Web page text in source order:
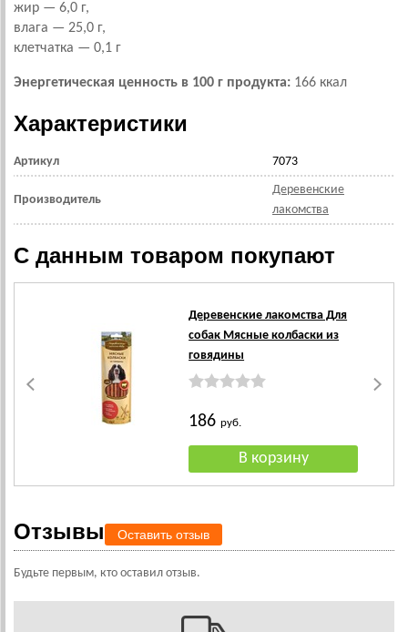
жир — 6,0 г,
влага — 25,0 г,
клетчатка — 0,1 г
Энергетическая ценность в 100 г продукта: 166 ккал
Характеристики
Артикул 7073
Производитель
Деревенские
лакомства
С данным товаром покупают
Деревенские лакомства Для
собак Мясные колбаски из
говядины
186руб.
Отзывы Оставить отзыв
Будьте первым, кто оставил отзыв.